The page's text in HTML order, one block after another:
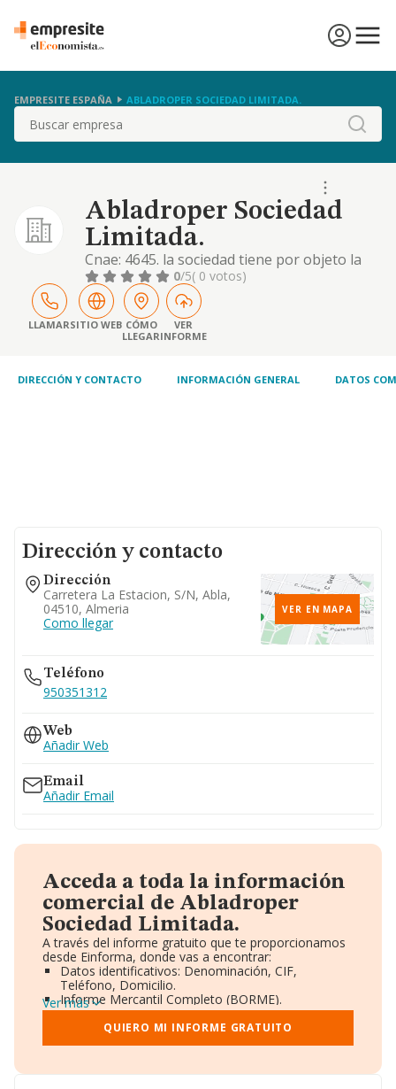
EMPRESITE ESPAÑA ABLADROPER SOCIEDAD LIMITADA.
Buscar
Abladroper Sociedad
Limitada.
Cnae: 4645. la sociedad tiene por objeto la
venta al por mayor de productos de
droguería, perfumería y ferretería
0/5( 0 votos)
LLAMARSITIO WEB CÓMO
LLEGAR
VER
INFORME
DIRECCIÓN Y CONTACTO INFORMACIÓN GENERAL DATOS
Dirección y contacto
Dirección
Carretera La Estacion, S/n, Abla,
04510, Almeria
Como llegar
VER EN MAPA
Teléfono
950351312
Web
Añadir Web
Email
Añadir Email
Acceda a toda la información
comercial de Abladroper
Sociedad Limitada.
A través del informe gratuito que te proporcionamos
desde Einforma, donde vas a encontrar:
Datos identificativos: Denominación, CIF,
Teléfono, Domicilio.
Informe Mercantil Completo (BORME).
Gráficos de Evolución Ventas y Empleados.
Consejo de Administración y Administradores.
Directivos y Ejecutivos.
Ver más
QUIERO MI INFORME GRATUITO